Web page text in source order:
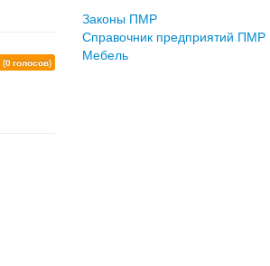
(0 голосов)
Законы ПМР
Справочник предприятий ПМР
Мебель